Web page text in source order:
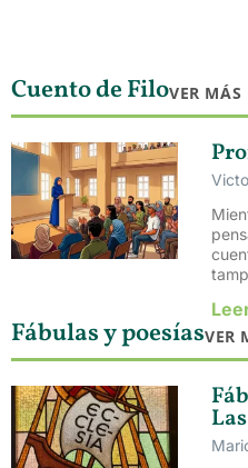
Cuento de FiloVER MÁS
Fábulas y poesíasVER